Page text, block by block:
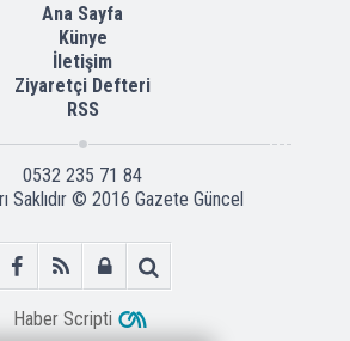
Ana Sayfa
Künye
İletişim
Ziyaretçi Defteri
RSS
0532 235 71 84
Saklıdır © 2016 Gazete Güncel
Haber Scripti